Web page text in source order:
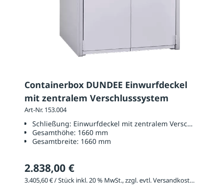
Containerbox DUNDEE Einwurfdeckel
mit zentralem Verschlusssystem
Art-Nr. 153.004
Schließung: Einwurfdeckel mit zentralem
Gesamthöhe: 1660 mm
Gesamtbreite: 1660 mm
2.838,00 €
3.405,60 € / Stück inkl. 20 % MwSt., zzgl. evtl. Versandkosten